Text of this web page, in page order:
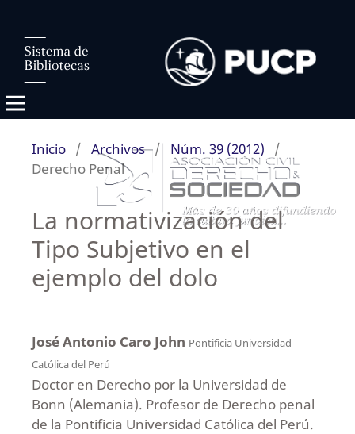
Inicio / Archivos / Núm. 39 (2012)
/
Derecho Penal
La normativización del
Tipo Subjetivo en el
ejemplo del dolo
José Antonio Caro John Pontificia Universidad
Católica del Perú
Doctor en Derecho por la Universidad de
Bonn (Alemania). Profesor de Derecho penal
de la Pontificia Universidad Católica del Perú.